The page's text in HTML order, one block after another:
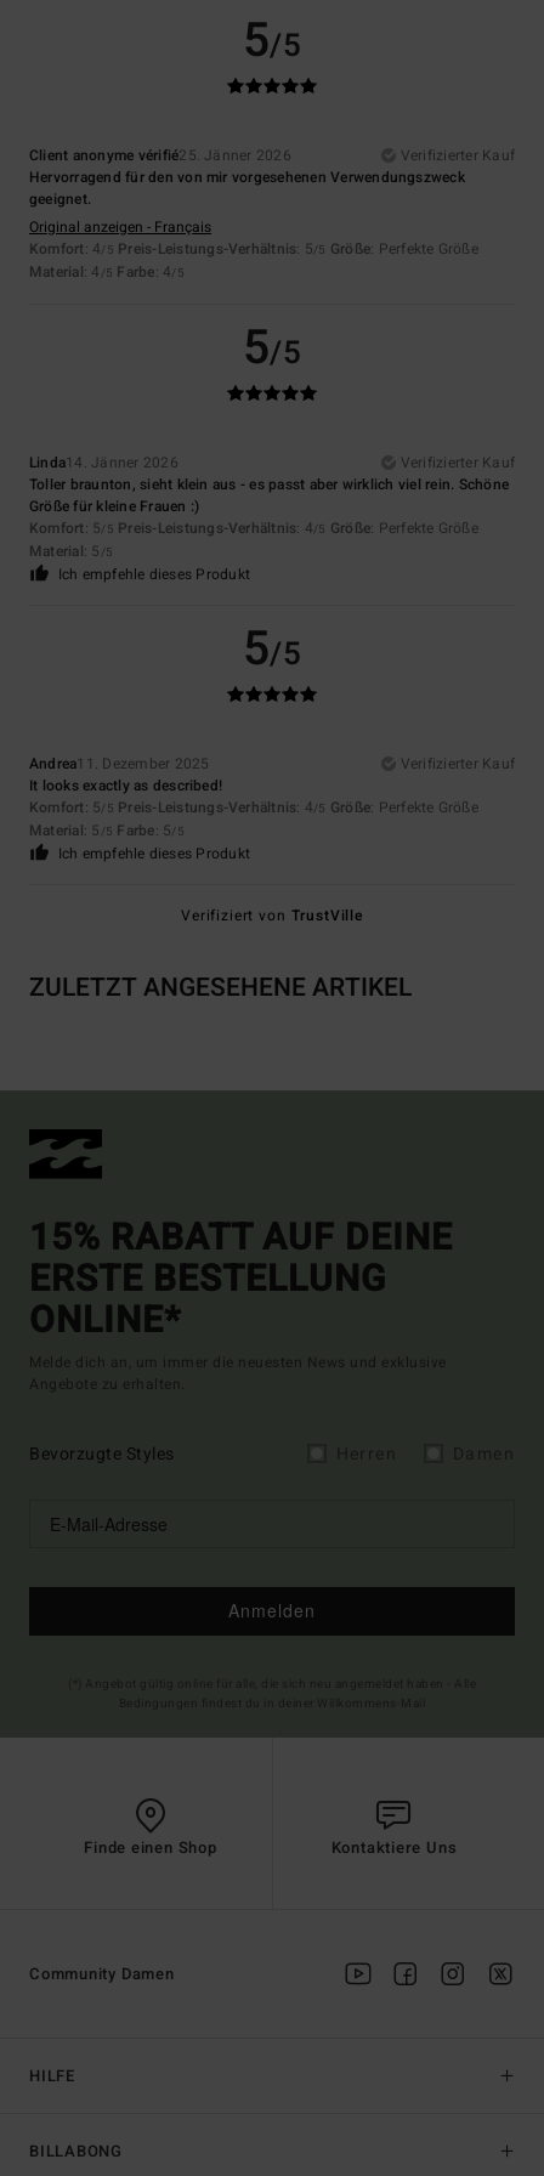
5/5
Client anonyme vérifié25. Jänner 2026
Verifizierter Kauf
Hervorragend für den von mir vorgesehenen Verwendungszweck
geeignet.
Original anzeigen - Français
Komfort: 4/5 Preis-Leistungs-Verhältnis: 5/5 Größe: Perfekte Größe
Material: 4 /5 Farbe: 4/5
5/5
Linda14. Jänner 2026
Verifizierter Kauf
Toller braunton, sieht klein aus - es passt aber wirklich viel rein. Schöne
Größe für kleine Frauen :)
Komfort: 5/5 Preis-Leistungs-Verhältnis: 4/5 Größe: Perfekte Größe
Material: 5 /5
Ich empfehle dieses Produkt
5/5
Andrea11. Dezember 2025
Verifizierter Kauf
It looks exactly as described!
Komfort: 5/5 Preis-Leistungs-Verhältnis: 4/5 Größe: Perfekte Größe
Material: 5 /5 Farbe: 5/5
Ich empfehle dieses Produkt
Verifiziert von TrustVille
ZULETZT ANGESEHENE ARTIKEL
15% RABATT AUF DEINE
ERSTE BESTELLUNG
ONLINE*
Melde dich an, um immer die neuesten News und exklusive
Angebote zu erhalten.
Bevorzugte Styles
Anmelden
Finde einen Shop Kontaktiere Uns
HILFE
BILLABONG
Community Damen